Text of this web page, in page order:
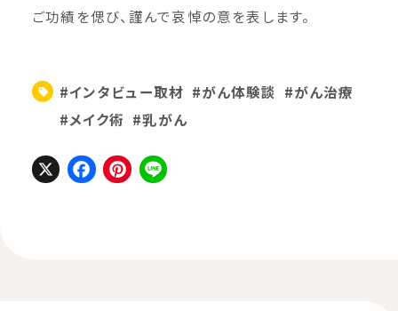
ご功績を偲び、謹んで哀悼の意を表します。
#インタビュー取材 #がん体験談 #がん治療
#メイク術 #乳がん
X Facebook
Pinterest